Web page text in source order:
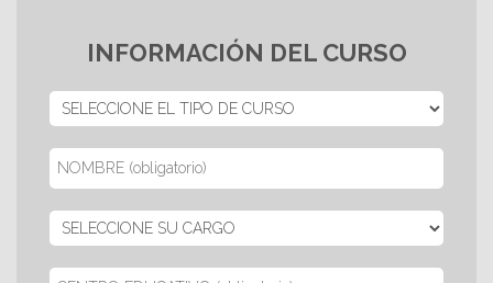
INFORMACIÓN DEL CURSO